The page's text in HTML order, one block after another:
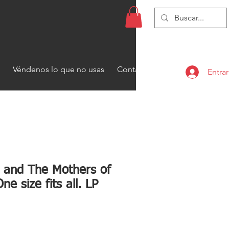
Véndenos lo que no usas Contacto Entrar
and The Mothers of
size fits all. LP